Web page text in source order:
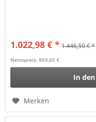
1.022,98 € * 1.446,50 € *
Nettopreis: 859,65 €
In den
Merken